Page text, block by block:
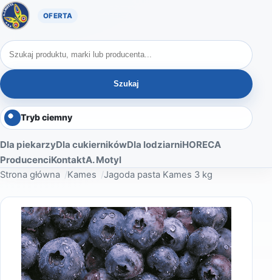
Oferta A. Motyl
Szukaj produktów
Szukaj
Tryb ciemny
Dla piekarzyDla cukiernikówDla lodziarniHORECA
ProducenciKontaktA. Motyl
Strona główna Kames Jagoda pasta Kames 3 kg